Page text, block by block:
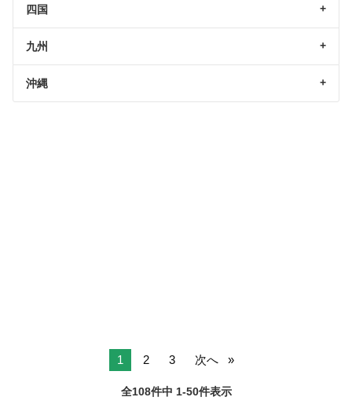
四国
九州
沖縄
1 2 3 次へ
全108件中 1-50件表示